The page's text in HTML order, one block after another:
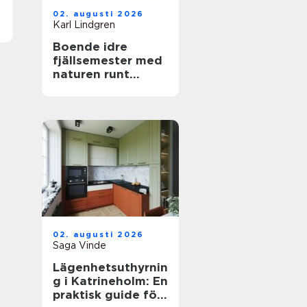
02. augusti 2026
Karl Lindgren
Boende idre
fjällsemester med
naturen runt
02. augusti 2026
Saga Vinde
Lägenhetsuthyrnin
g i Katrineholm: En
praktisk guide för